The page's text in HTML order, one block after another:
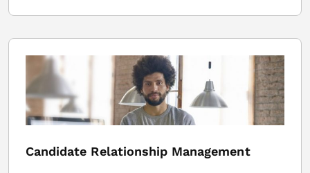
Candidate Relationship Management